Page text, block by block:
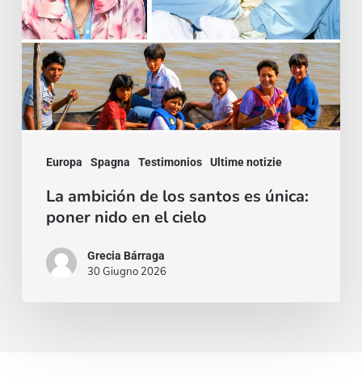
Europa Spagna Testimonios Ultime notizie
santos
es
única:
poner
nido
cieloLa ambición de los santos es única:
poner nido en el cielo
Grecia Bárraga
30 Giugno 2026